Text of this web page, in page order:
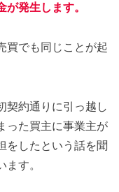
発生します。
買でも同じことが起
契約通りに引っ越し
った買主に事業主が
をしたという話を聞
す。